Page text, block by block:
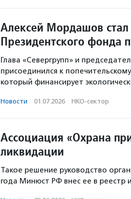
Алексей Мордашов стал
Президентского фонда
Глава «Севергрупп» и
присоединился к
который финансирует
Новости · 01.07.2026 · НКО-сектор
Ассоциация «Охрана
ликвидации
Такое решение руководство
года Минюст РФ внес ее в реестр